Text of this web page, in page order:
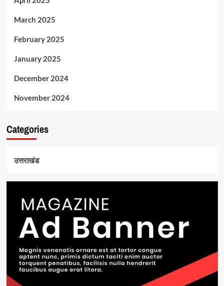
March 2025
February 2025
January 2025
December 2024
November 2024
Categories
उत्तराखंड